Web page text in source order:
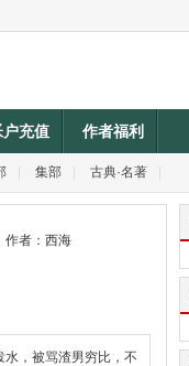
户充值 作者福利
集部 古典·名著
作者： 西海
，被骂渣男穷比，不